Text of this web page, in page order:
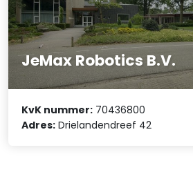
JeMax Robotics B.V.
KvK nummer: 70436800
Adres: Drielandendreef 42